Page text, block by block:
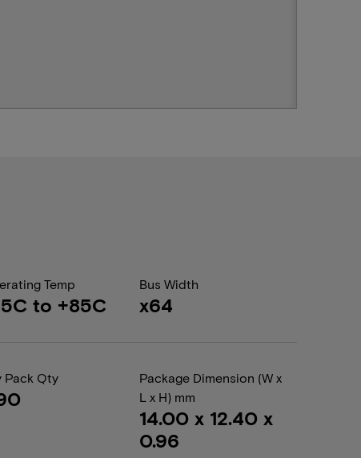
Temp
to +85C
Bus Width
x64
Pack Qty
Package Dimension (W x
L x H) mm
14.00 x 12.40 x
0.96